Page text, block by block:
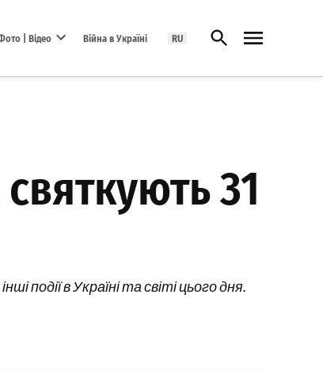
| Відео Війна в Україні RU Відкрити пошук
31
події в Україні та світі цього дня.